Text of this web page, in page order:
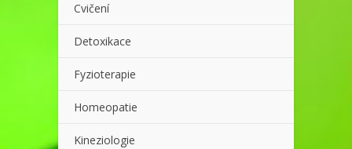
Cvičení
Detoxikace
Fyzioterapie
Homeopatie
Kineziologie